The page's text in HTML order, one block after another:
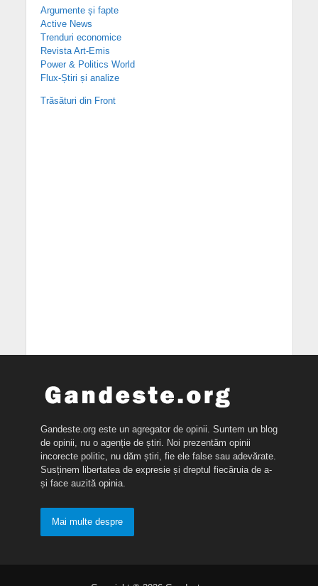
Argumente și fapte
Active News
Trenduri economice
Revista Art-Emis
Power & Politics World
Flux-Știri și analize
Trăsături din Front
Gandeste.org este un agregator de opinii. Suntem un blog
de opinii, nu o agenție de știri. Noi prezentăm opinii
incorecte politic, nu dăm știri, fie ele false sau adevărate.
Susținem libertatea de expresie și dreptul fiecăruia de a-
și face auzită opinia.
Mai multe despre